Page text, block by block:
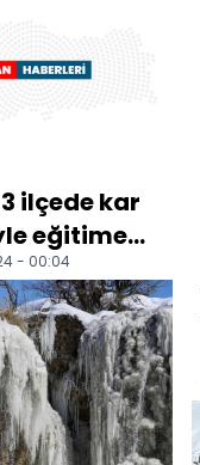
ilçede kar
eğitime
- 00:04